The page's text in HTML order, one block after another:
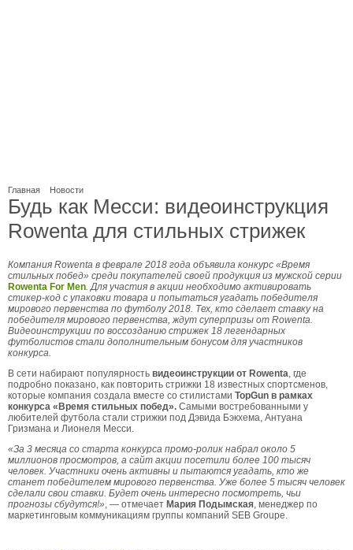
Главная Новости
Будь как Месси: видеоинструкция
Rowenta для стильных стрижек
Компания Rowenta в феврале 2018 года объявила конкурс «Время
стильных побед» среди покупателей своей продукция из мужской серии
Rowenta For Men. Для участия в акции необходимо активировать
стикер-код с упаковки товара и попытаться угадать победителя
мирового первенства по футболу 2018. Тех, кто сделает ставку на
победителя мирового первенства, ждут суперпризы от Rowenta.
Видеоинструкции по воссозданию стрижек 18 легендарных
футболистов стали дополнительным бонусом для участников
конкурса.
В сети набирают популярность видеоинструкции от Rowenta, где
подробно показано, как повторить стрижки 18 известных спортсменов,
которые компания создала вместе со стилистами TopGun в рамках
конкурса «Время стильных побед». Самыми востребованными у
любителей футбола стали стрижки под Дэвида Бэкхема, Антуана
Гризмана и Лионеля Месси.
«За 3 месяца со старта конкурса промо-ролик набрал около 5
миллионов просмотров, а сайт акции посетили более 100 тысяч
человек. Участники очень активны и пытаются угадать, кто же
станет победителем мирового первенства. Уже более 5 тысяч человек
сделали свои ставки. Будет очень интересно посмотреть, чьи
прогнозы сбудутся!», — отмечает Мария Подымская, менеджер по
маркетинговым коммуникациям группы компаний SEB Groupe.